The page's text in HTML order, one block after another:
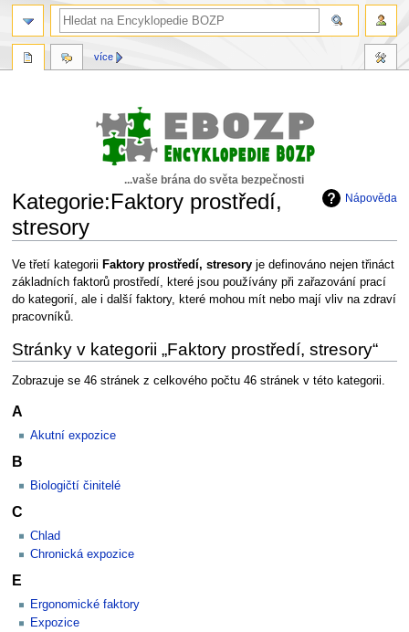
...vaše brána do světa bezpečnosti
Nápověda
Kategorie:Faktory prostředí,
stresory
Skočit
na
navigaci
Skočit
na
vyhledávání
Ve třetí kategorii Faktory prostředí, stresoryje definováno nejen třináct
základních faktorů prostředí, které jsou používány při zařazování prací
do kategorií, ale i další faktory, které mohou mít nebo mají vliv na zdraví
pracovníků.
Stránky v kategorii „Faktory prostředí, stresory“
Zobrazuje se 46 stránek z celkového počtu 46 stránek v této kategorii.
A
Akutní expozice
B
Biologičtí činitelé
C
Chlad
Chronická expozice
E
Ergonomické faktory
Expozice
více